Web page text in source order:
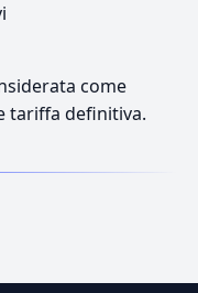
come
tariffa definitiva.